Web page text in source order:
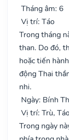
Tháng âm: 6
Vị trí: Táo
Trong tháng
than. Do đó,
hoặc tiến
động Thai
nhi.
Ngày: Bính
Vị trí: Trù,
Trong ngày